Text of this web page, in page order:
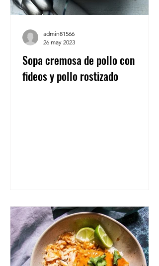
Sopa cremosa de pollo con
fideos y pollo rostizado
admin81566
26 may 2023